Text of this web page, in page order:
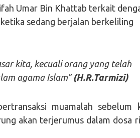
Umar Bin Khattab terkait
sedang berjalan berkeliling
kita, kecuali orang yang telah
agama Islam”(H.R.Tarmizi)
muamalah sebelum
akan terjerumus dalam dosa